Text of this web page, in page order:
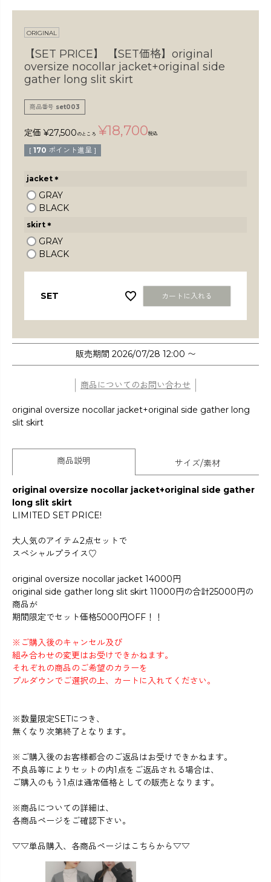
検索
ORIGINAL
【SET PRICE】
【SET価格】original
oversize nocollar jacket+original side
gather long slit skirt
商品番号 set003
定価 ¥27,500 のところ ¥18,700税込
[ 170 ポイント進呈 ]
jacket
(
必
須
GRAY
BLACK
skirt
(
必
須
)
GRAY
BLACK
SET カートに入れる
販売期間 2026/07/28 12:00 〜
商品についてのお問い合わせ
original oversize nocollar jacket+original side gather long
slit skirt
商品説明 サイズ/素材
original oversize nocollar jacket+original side gather
long slit skirt
LIMITED SET PRICE!
大人気のアイテム2点セットで
スペシャルプライス♡
original oversize nocollar jacket 14000円
original side gather long slit skirt 11000円の合計25000円の
商品が
期間限定でセット価格5000円OFF！！
※ご購入後のキャンセル及び
組み合わせの変更はお受けできかねます。
それぞれの商品のご希望のカラーを
プルダウンでご選択の上、カートに入れてください。
※数量限定SETにつき、
無くなり次第終了となります。
※ご購入後のお客様都合のご返品はお受けできかねます。
不良品等によりセットの内1点をご返品される場合は、
ご購入のもう1点は通常価格としての販売となります。
※商品についての詳細は、
各商品ページをご確認下さい。
▽▽単品購入、各商品ページはこちらから▽▽